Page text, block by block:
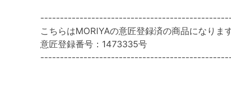
こちらはMORIYAの意匠登録済の商品になります
意匠登録番号：1473335号